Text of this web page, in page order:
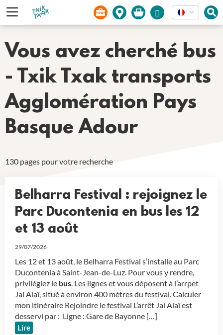
Panneau de gestion des cookies
Vous avez cherché bus
- Txik Txak transports
Agglomération Pays
Basque Adour
130 pages pour votre recherche
Belharra Festival : rejoignez le
Parc Ducontenia en bus les 12
et 13 août
29/07/2026
Les 12 et 13 août, le Belharra Festival s’installe au Parc
Ducontenia à Saint-Jean-de-Luz. Pour vous y rendre,
privilégiez le bus. Les lignes et vous déposent à l’arrpet
Jai Alaï, situé à environ 400 mètres du festival. Calculer
mon itinéraire Rejoindre le festival L’arrêt Jai Alaï est
desservi par : Ligne : Gare de Bayonne […]
Lire